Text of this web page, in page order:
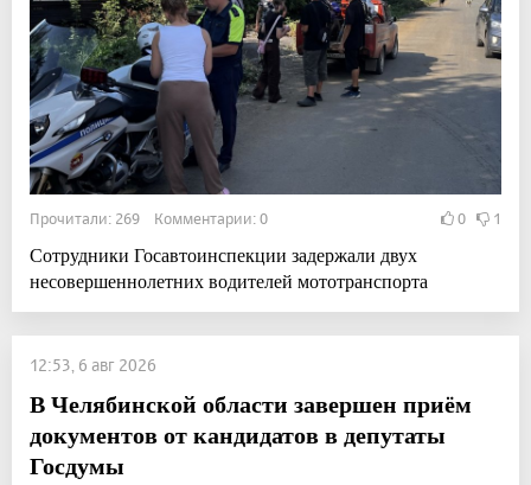
Прочитали: 269 Комментарии: 0 0 1
Сотрудники Госавтоинспекции задержали двух
несовершеннолетних водителей мототранспорта
12:53, 6 авг 2026
В Челябинской области завершен приём
документов от кандидатов в депутаты
Госдумы